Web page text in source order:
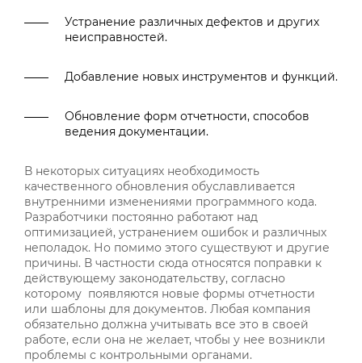
Устранение различных дефектов и других
неисправностей.
Добавление новых инструментов и функций.
Обновление форм отчетности, способов
ведения документации.
В некоторых ситуациях необходимость
качественного обновления обуславливается
внутренними изменениями программного кода.
Разработчики постоянно работают над
оптимизацией, устранением ошибок и различных
неполадок. Но помимо этого существуют и другие
причины. В частности сюда относятся поправки к
действующему законодательству, согласно
которому появляются новые формы отчетности
или шаблоны для документов. Любая компания
обязательно должна учитывать все это в своей
работе, если она не желает, чтобы у нее возникли
проблемы с контрольными органами.